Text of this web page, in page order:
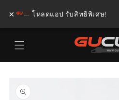
ข้ามไป
ยัง
เนื้อหา
ยังข้อมูล
สินค้า
× โหลดแอป รับสิทธิพิเศษ!